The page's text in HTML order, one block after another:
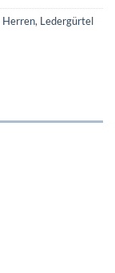
Herren, Ledergürtel